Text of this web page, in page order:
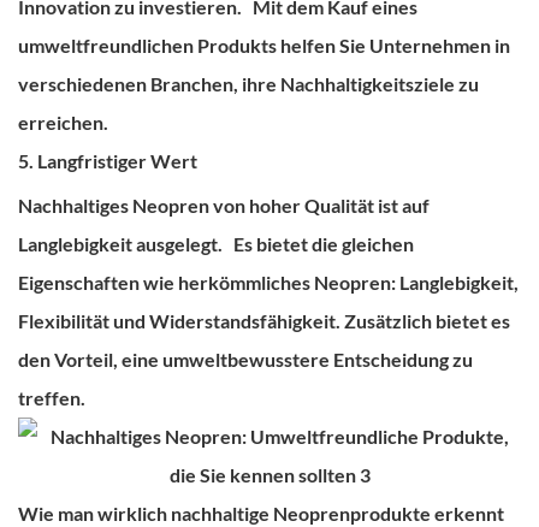
Innovation zu investieren. Mit dem Kauf eines
umweltfreundlichen Produkts helfen Sie Unternehmen in
verschiedenen Branchen, ihre Nachhaltigkeitsziele zu
erreichen.
5. Langfristiger Wert
Nachhaltiges Neopren von hoher Qualität ist auf
Langlebigkeit ausgelegt. Es bietet die gleichen
Eigenschaften wie herkömmliches Neopren: Langlebigkeit,
Flexibilität und Widerstandsfähigkeit. Zusätzlich bietet es
den Vorteil, eine umweltbewusstere Entscheidung zu
treffen.
Wie man wirklich nachhaltige Neoprenprodukte erkennt